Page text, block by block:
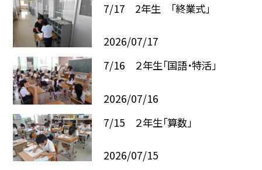
7/17 2年生 「終業式」
2026/07/17
7/16 ２年生「国語・特活」
2026/07/16
7/15 ２年生「算数」
2026/07/15